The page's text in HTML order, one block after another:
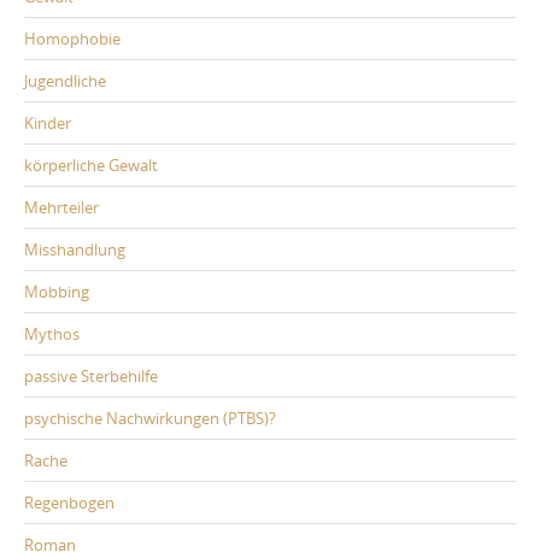
Homophobie
Jugendliche
Kinder
körperliche Gewalt
Mehrteiler
Misshandlung
Mobbing
Mythos
passive Sterbehilfe
psychische Nachwirkungen (PTBS)?
Rache
Regenbogen
Roman